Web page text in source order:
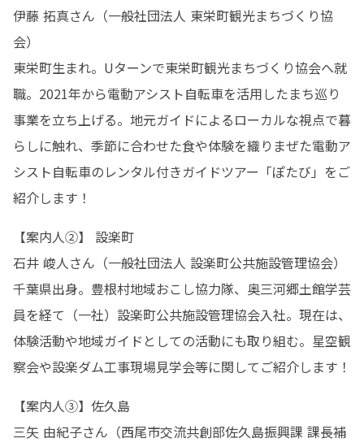
伊藤 拓真さん（一般社団法人 東栄町観光まちづくり協
会）
東栄町生まれ。Uターンで東栄町観光まちづくり協会へ就
職。2021年から電動アシスト自転車を活用したまち巡り
事業を立ち上げる。地元ガイドによるローカルな視点で暮
らしに触れ、季節に合わせた食や体験を織りまぜた電動ア
シスト自転車のレンタル付きガイドツアー「ぽたび」をご
紹介します！
【案内人②】 設楽町
石井 峻人さん（一般社団法人 設楽町公共施設管理協会）
千葉県出身。豊根村地域おこし協力隊、奥三河郷土館学芸
員を経て（一社）設楽町公共施設管理協会入社。現在は、
体験活動や地域ガイドとしての活動にも取り組む。星空観
察会や設楽ダム工事現場見学会等に関してご紹介します！
【案内人③】佐久島
三矢 由紀子さん（西尾市交流共創部佐久島振興課 課長補